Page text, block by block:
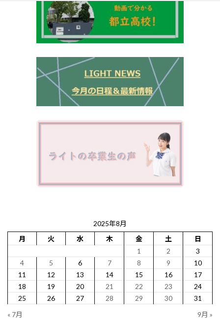
2025年8月
月
火 水 木 金 土
日
1
2
3
4
5 6 7 8 9
10
11
12 13 14 15 16
17
18
19 20 21 22 23
24
25
26 27 28 29 30
31
« 7月
9月 »